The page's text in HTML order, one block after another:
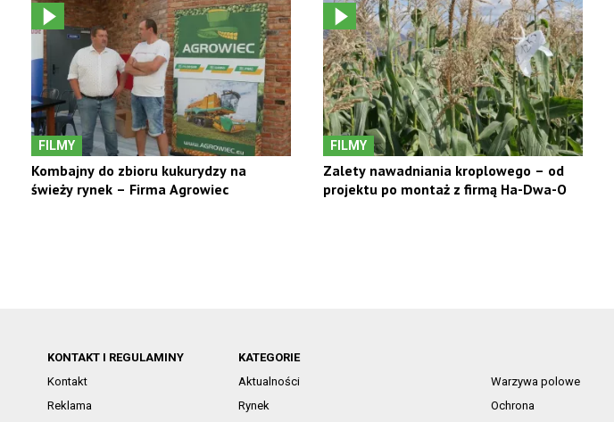
FILMY
Kombajny do zbioru kukurydzy na
świeży rynek – Firma Agrowiec
FILMY
Zalety nawadniania kroplowego – od
projektu po montaż z firmą Ha-Dwa-O
KONTAKT I REGULAMINY
Kontakt
Reklama
KATEGORIE
Aktualności
Warzywa polowe
Rynek
Ochrona